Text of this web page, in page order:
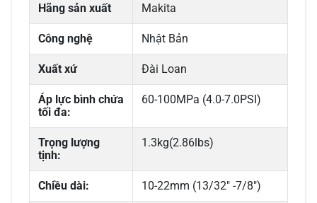
Hãng sản xuất Makita
Công nghệ Nhật Bản
Xuất xứ Đài Loan
Áp lực bình chứa
tối đa:
60-100MPa (4.0-7.0PSI)
Trọng lượng
tịnh:
1.3kg(2.86lbs)
Chiều dài: 10-22mm (13/32" -7/8")